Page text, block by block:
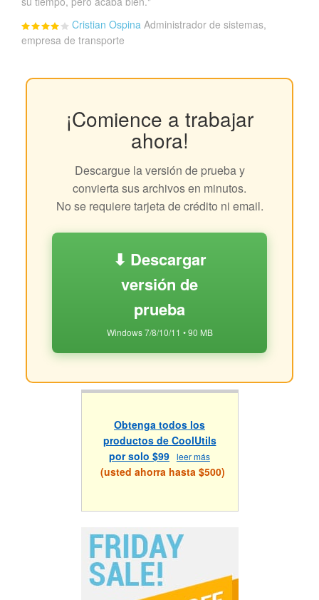
Cristian Ospina Administrador de sistemas,
empresa de transporte
¡Comience a trabajar
ahora!
Descargue la versión de prueba y
convierta sus archivos en minutos.
No se requiere tarjeta de crédito ni email.
⬇ Descargar
versión de
prueba
Windows 7/8/10/11 • 90 MB
Obtenga todos los
productos de CoolUtils
por solo $99 leer más
(usted ahorra hasta $500)